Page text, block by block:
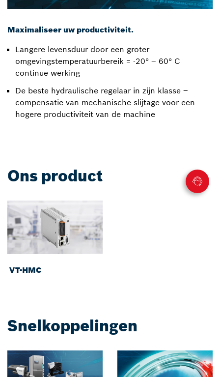
Maximaliseer uw productiviteit.
Langere levensduur door een groter
omgevingstemperatuurbereik = -20° – 60° C
continue werking
De beste hydraulische regelaar in zijn klasse –
compensatie van mechanische slijtage voor een
hogere productiviteit van de machine
Ons product
VT-HMC
Snelkoppelingen